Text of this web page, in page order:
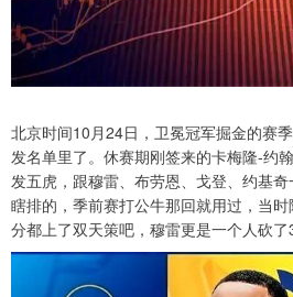
北京时间10月24日，卫冕冠军掘金的赛
发名单里了。休赛期刚签来的卡梅隆-约
发五虎，跟穆雷、布劳恩、戈登、约基
瞎排的，季前赛打公牛那回就用过，当
分都上了双天策吧，穆雷更是一个人砍了